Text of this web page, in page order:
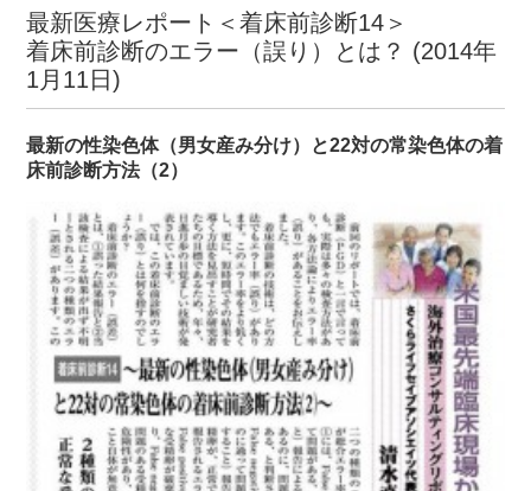
最新医療レポート＜着床前診断14＞
着床前診断のエラー（誤り）とは？ (2014年
1月11日)
最新の性染色体（男女産み分け）と22対の常染色体の着
床前診断方法（2）